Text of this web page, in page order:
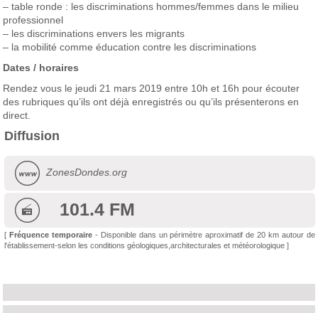
– table ronde : les discriminations hommes/femmes dans le milieu
professionnel
– les discriminations envers les migrants
– la mobilité comme éducation contre les discriminations
Dates / horaires
Rendez vous le jeudi 21 mars 2019 entre 10h et 16h pour écouter
des rubriques qu’ils ont déjà enregistrés ou qu’ils présenterons en
direct.
Diffusion
ZonesDondes.org
101.4 FM
[ Fréquence temporaire- Disponible dans un périmètre aproximatif de 20 km autour de
l'établissement-selon les conditions géologiques,architecturales et météorologique ]